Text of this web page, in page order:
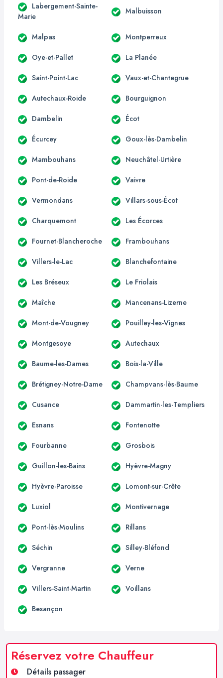
Labergement-Sainte-
Marie
Malbuisson
Malpas Montperreux
Oye-et-Pallet La Planée
Saint-Point-Lac Vaux-et-Chantegrue
Autechaux-Roide Bourguignon
Dambelin Écot
Écurcey Goux-lès-Dambelin
Mambouhans Neuchâtel-Urtière
Pont-de-Roide Vaivre
Vermondans Villars-sous-Écot
Charquemont Les Écorces
Fournet-Blancheroche Frambouhans
Villers-le-Lac Blanchefontaine
Les Bréseux Le Friolais
Maîche Mancenans-Lizerne
Mont-de-Vougney Pouilley-les-Vignes
Montgesoye Autechaux
Baume-les-Dames Bois-la-Ville
Brétigney-Notre-Dame Champvans-lès-Baume
Cusance Dammartin-les-Templiers
Esnans Fontenotte
Fourbanne Grosbois
Guillon-les-Bains Hyèvre-Magny
Hyèvre-Paroisse Lomont-sur-Crête
Luxiol Montivernage
Pont-lès-Moulins Rillans
Séchin Silley-Bléfond
Vergranne Verne
Villers-Saint-Martin Voillans
Besançon
Réservez votre Chauffeur
Détails passager